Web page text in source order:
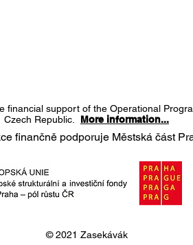
financial support of the Operational
Czech Republic. More information...
finančně podporuje Městská část
© 2021 Zasekávák